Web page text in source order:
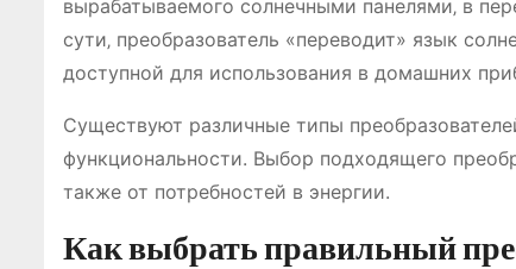
вырабатываемого солнечными панелями‚ в
сути‚ преобразователь «переводит» язык
доступной для использования в домашних
Существуют различные типы
функциональности. Выбор подходящего
также от потребностей в энергии.
Как выбрать правильный